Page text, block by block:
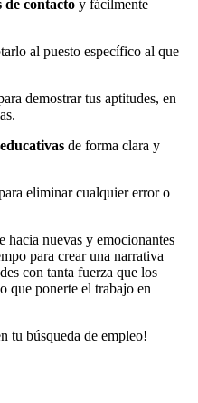
de contacto y fácilmente
al puesto específico al que
demostrar tus aptitudes, en
de forma clara y
eliminar cualquier error o
hacia nuevas y emocionantes
para crear una narrativa
con tanta fuerza que los
que ponerte el trabajo en
tu búsqueda de empleo!